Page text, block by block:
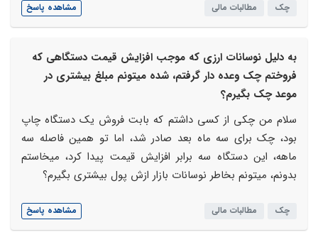
چک مطالبات مالی مشاهده پاسخ
به دلیل نوسانات ارزی که موجب افزایش قیمت دستگاهی که
فروختم چک وعده دار گرفتم، شده میتونم مبلغ بیشتری در
موعد چک بگیرم؟
سلام من چکی از کسی داشتم که بابت فروش یک دستگاه چاپ
بود، چک برای سه ماه بعد صادر شد، اما تو همین فاصله سه
ماهه، این دستگاه سه برابر افزایش قیمت پیدا کرد، میخاستم
بدونم، میتونم بخاطر نوسانات بازار ازش پول بیشتری بگیرم؟
چک مطالبات مالی مشاهده پاسخ